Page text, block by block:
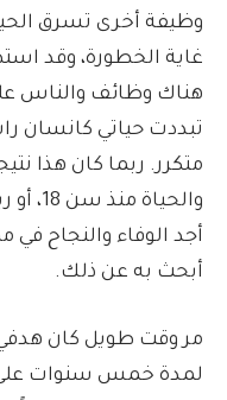
وظيفة أخرى تسرق
غاية الخطورة، وقد
هناك وظائف والناس
تبددت حياتي كانسان
متكرر. ربما كان هذا
أجد الوفاء والنجاح
أبحث به عن ذلك.
مر وقت طويل كان
لمدة خمس سنوات على